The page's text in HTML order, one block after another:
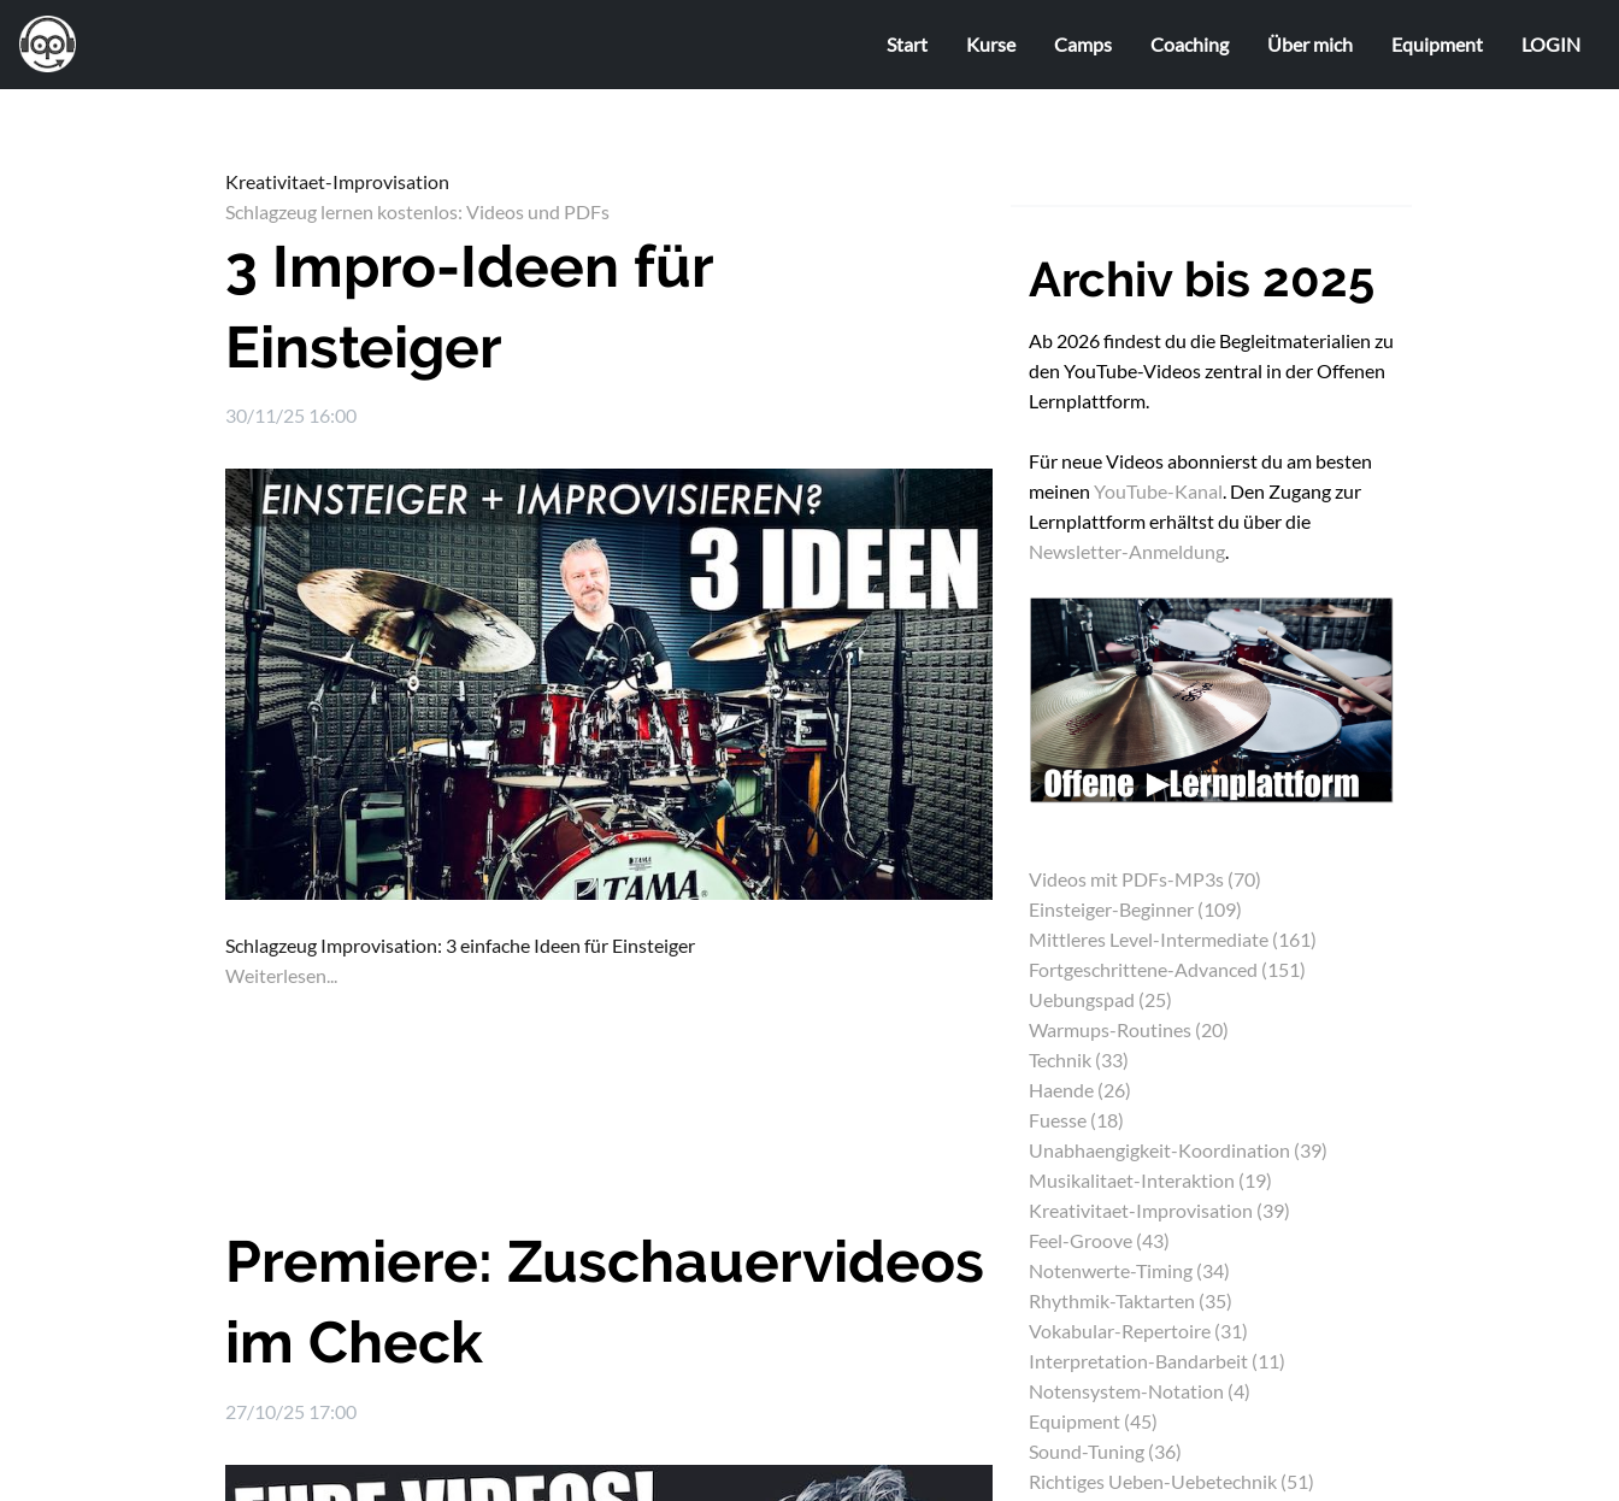
Start Kurse Camps Coaching Über mich Equipment LOGIN
Kreativitaet-Improvisation
Schlagzeug lernen kostenlos: Videos und PDFs
3 Impro-Ideen für
Einsteiger
30/11/25 16:00
Schlagzeug Improvisation: 3 einfache Ideen für Einsteiger
Weiterlesen...
Premiere: Zuschauervideos
im Check
27/10/25 17:00
Archiv bis 2025
Ab 2026 findest du die Begleitmaterialien zu
den YouTube-Videos zentral in der Offenen
Lernplattform.
Für neue Videos abonnierst du am besten
meinen YouTube-Kanal. Den Zugang zur
Lernplattform erhältst du über die
Newsletter-Anmeldung.
Videos mit PDFs-MP3s (70)
Einsteiger-Beginner (109)
Mittleres Level-Intermediate (161)
Fortgeschrittene-Advanced (151)
Uebungspad (25)
Warmups-Routines (20)
Technik (33)
Haende (26)
Fuesse (18)
Unabhaengigkeit-Koordination (39)
Musikalitaet-Interaktion (19)
Kreativitaet-Improvisation (39)
Feel-Groove (43)
Notenwerte-Timing (34)
Rhythmik-Taktarten (35)
Vokabular-Repertoire (31)
Interpretation-Bandarbeit (11)
Notensystem-Notation (4)
Equipment (45)
Sound-Tuning (36)
Richtiges Ueben-Uebetechnik (51)